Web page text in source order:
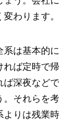
わります。
系は基本的
れば定時で
ば深夜など
。それらを
よりは残業